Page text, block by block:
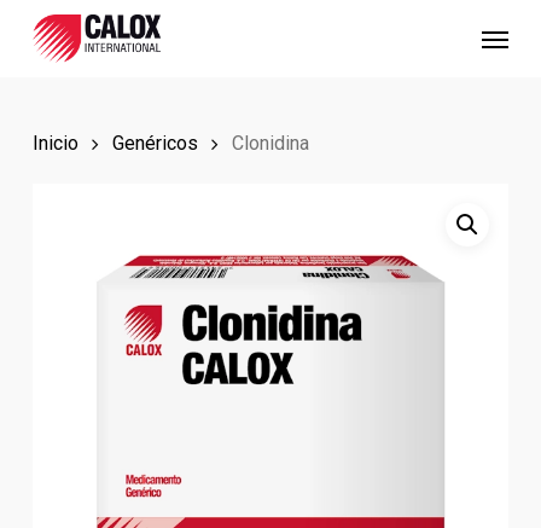
Inicio Genéricos Clonidina